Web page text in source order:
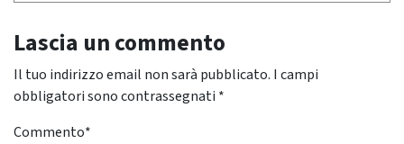
Lascia un commento
Il tuo indirizzo email non sarà pubblicato. I campi
obbligatori sono contrassegnati *
Commento*